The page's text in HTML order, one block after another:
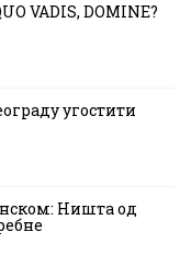
VADIS, DOMINE?
угостити
Ништа од